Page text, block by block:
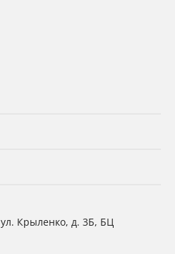
ул. Крыленко, д. 3Б, БЦ